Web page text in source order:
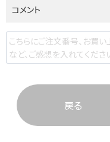
コメント
戻る